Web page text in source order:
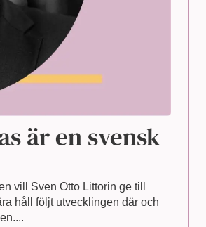
är en svensk
vill Sven Otto Littorin ge till
håll följt utvecklingen där och